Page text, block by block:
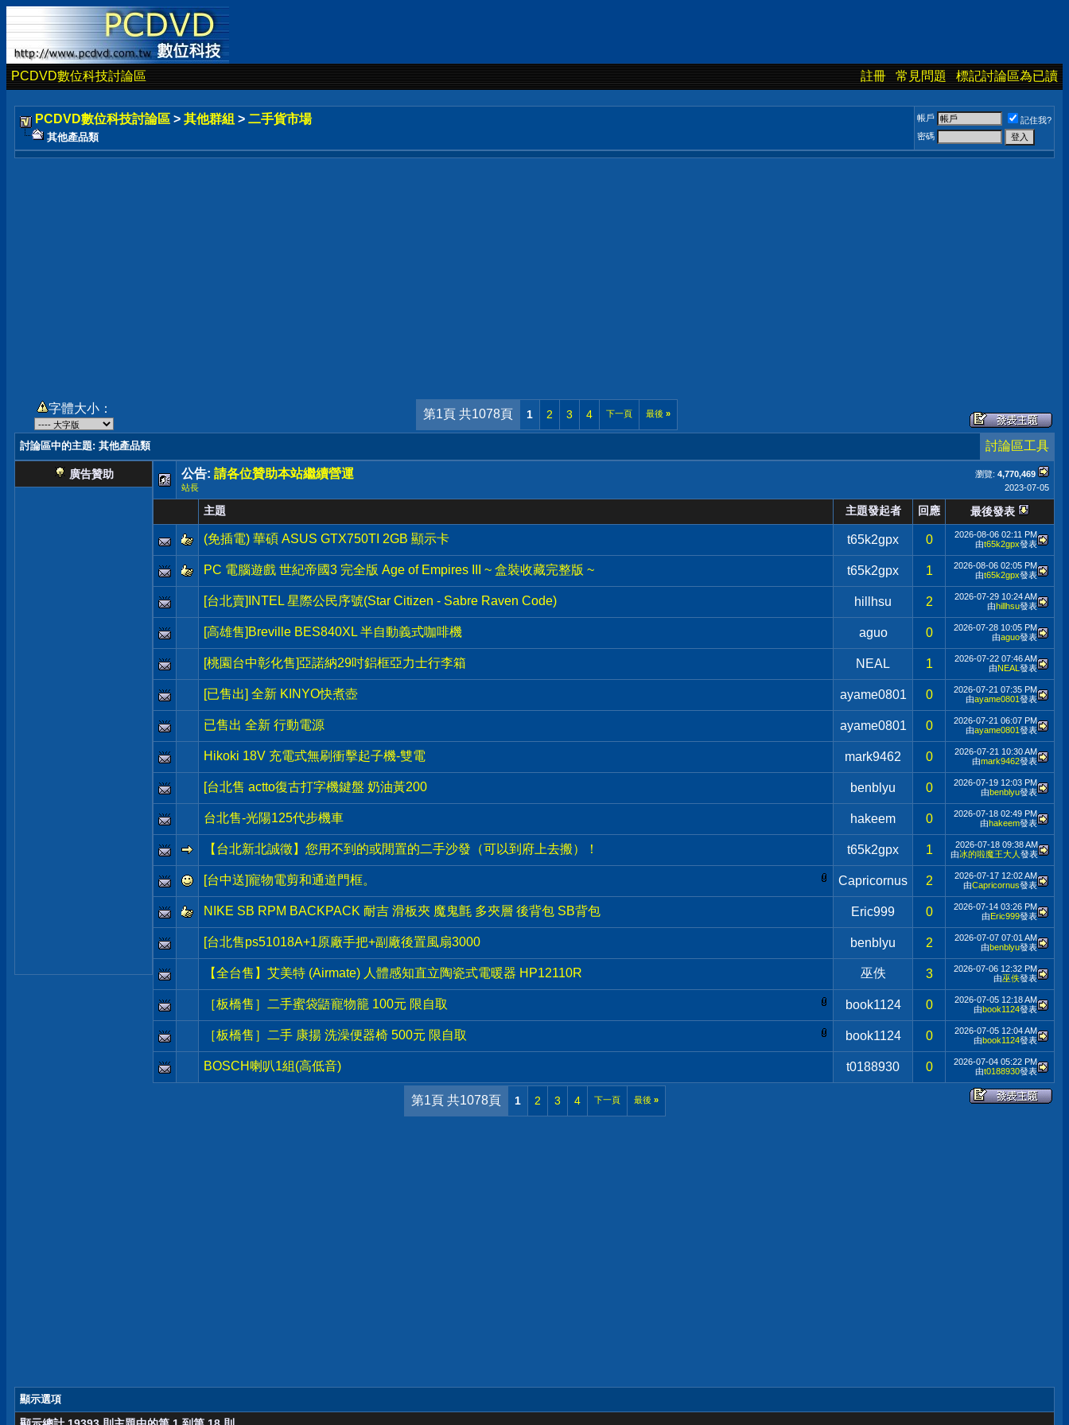
PCDVD數位科技討論區 註冊 常見問題 標記討論區為已讀
PCDVD數位科技討論區 > 其他群組 > 二手貨市場
其他產品類
帳戶
記住我?
密碼
字體大小： 第1頁 共1078頁 1 2 3 4 下一頁 最後 »
討論區中的主題: 其他產品類 討論區工具
廣告贊助 瀏覽: 4,770,469
公告: 請各位贊助本站繼續營運
2023-07-05
站長
主題 主題發起者 回應 最後發表
(免插電) 華碩 ASUS GTX750TI 2GB 顯示卡 t65k2gpx 0 2026-08-06 02:11 PM
由t65k2gpx發表
PC 電腦遊戲 世紀帝國3 完全版 Age of Empires III ~ 盒裝收藏完整版 ~ t65k2gpx 1 2026-08-06 02:05 PM
由t65k2gpx發表
[台北賣]INTEL 星際公民序號(Star Citizen - Sabre Raven Code) hillhsu 2 2026-07-29 10:24 AM
由hillhsu發表
[高雄售]Breville BES840XL 半自動義式咖啡機 aguo 0 2026-07-28 10:05 PM
由aguo發表
[桃園台中彰化售]亞諾納29吋鋁框亞力士行李箱 NEAL 1 2026-07-22 07:46 AM
由NEAL 發表
[已售出] 全新 KINYO快煮壺 ayame0801 0 2026-07-21 07:35 PM
由ayame0801發表
已售出 全新 行動電源 ayame0801 0 2026-07-21 06:07 PM
由ayame0801發表
Hikoki 18V 充電式無刷衝擊起子機-雙電 mark9462 0 2026-07-21 10:30 AM
由mark9462發表
[台北售 actto復古打字機鍵盤 奶油黃200 benblyu 0 2026-07-19 12:03 PM
由benblyu發表
台北售-光陽125代步機車 hakeem 0 2026-07-18 02:49 PM
由hakeem發表
【台北新北誠徵】您用不到的或閒置的二手沙發（可以到府上去搬）！ t65k2gpx 1 2026-07-18 09:38 AM
由冰的啦魔王大人 發表
[台中送]寵物電剪和通道門框。 Capricornus 2 2026-07-17 12:02 AM
由Capricornus發表
NIKE SB RPM BACKPACK 耐吉 滑板夾 魔鬼氈 多夾層 後背包 SB背包 Eric999 0 2026-07-14 03:26 PM
由Eric999發表
[台北售ps51018A+1原廠手把+副廠後置風扇3000 benblyu 2 2026-07-07 07:01 AM
由benblyu發表
【全台售】艾美特 (Airmate) 人體感知直立陶瓷式電暖器 HP12110R 巫佚 3 2026-07-06 12:32 PM
由巫佚發表
［板橋售］二手蜜袋鼯寵物籠 100元 限自取 book1124 0 2026-07-05 12:18 AM
由book1124發表
［板橋售］二手 康揚 洗澡便器椅 500元 限自取 book1124 0 2026-07-05 12:04 AM
由book1124發表
BOSCH喇叭1組(高低音) t0188930 0 2026-07-04 05:22 PM
由t0188930發表
第1頁 共1078頁 1 2 3 4 下一頁 最後 »
顯示選項